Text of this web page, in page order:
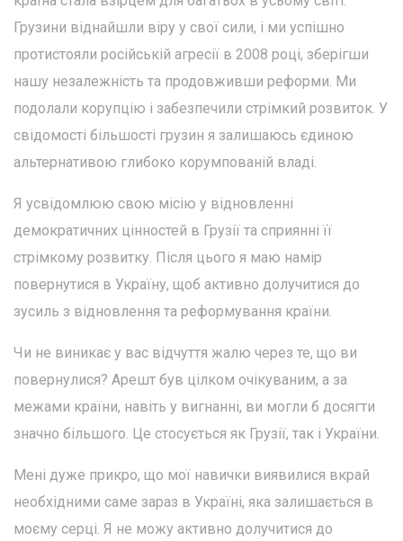
Грузини віднайшли віру у свої сили, і ми успішно
протистояли російській агресії в 2008 році, зберігши
нашу незалежність та продовживши реформи. Ми
подолали корупцію і забезпечили стрімкий розвиток. У
свідомості більшості грузин я залишаюсь єдиною
альтернативою глибоко корумпованій владі.
Я усвідомлюю свою місію у відновленні
демократичних цінностей в Грузії та сприянні її
стрімкому розвитку. Після цього я маю намір
повернутися в Україну, щоб активно долучитися до
зусиль з відновлення та реформування країни.
Чи не виникає у вас відчуття жалю через те, що ви
повернулися? Арешт був цілком очікуваним, а за
межами країни, навіть у вигнанні, ви могли б досягти
значно більшого. Це стосується як Грузії, так і України.
Мені дуже прикро, що мої навички виявилися вкрай
необхідними саме зараз в Україні, яка залишається в
моєму серці. Я не можу активно долучитися до